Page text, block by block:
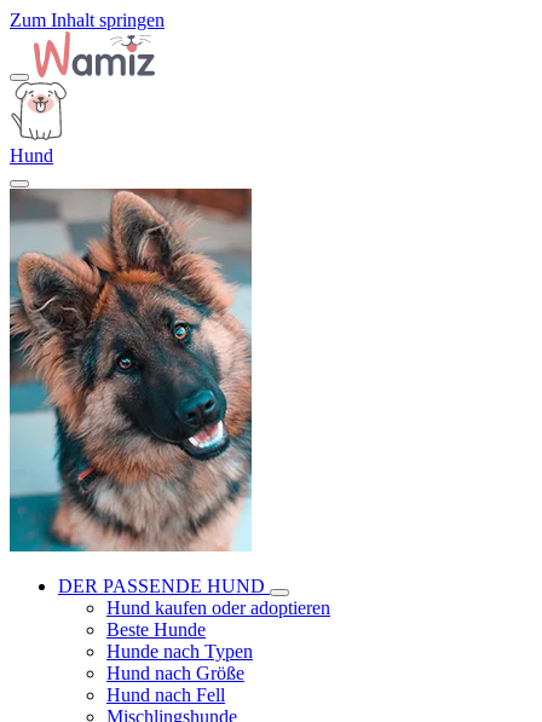
Zum Inhalt springen
Hund
DER PASSENDE HUND
Hund kaufen oder adoptieren
Beste Hunde
Hunde nach Typen
Hund nach Größe
Hund nach Fell
Mischlingshunde